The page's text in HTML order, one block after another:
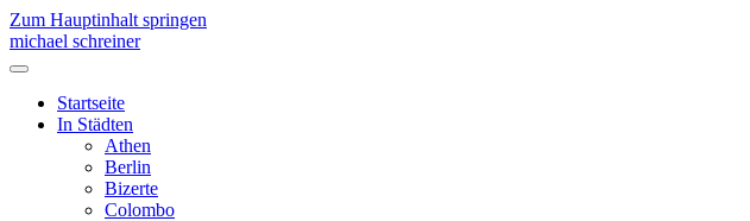
Zum Hauptinhalt springen
michael schreiner
Startseite
In Städten
Athen
Berlin
Bizerte
Colombo